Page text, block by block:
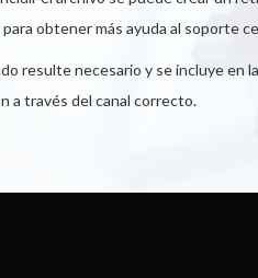
obtener más ayuda al
resulte necesario y se incluye
a través del canal correcto.